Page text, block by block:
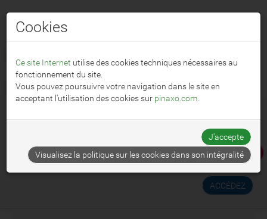
🌐Français
ESSAYEZ PINAXO GRATUITEMENT !
ACCÉDEZ
Cookies
Ce site Internet utilise des cookies techniques nécessaires au
fonctionnement du site.
Vous pouvez poursuivre votre navigation dans le site en
acceptant l'utilisation des cookies sur pinaxo.com.
J'accepte
Visualisez la politique sur les cookies dans son intégralité